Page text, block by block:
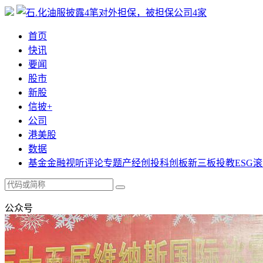
首页
快讯
要闻
股市
新股
信披+
公司
港美股
数据
基金金融视听评论专题产经创投科创板新三板投教ESG
公众号